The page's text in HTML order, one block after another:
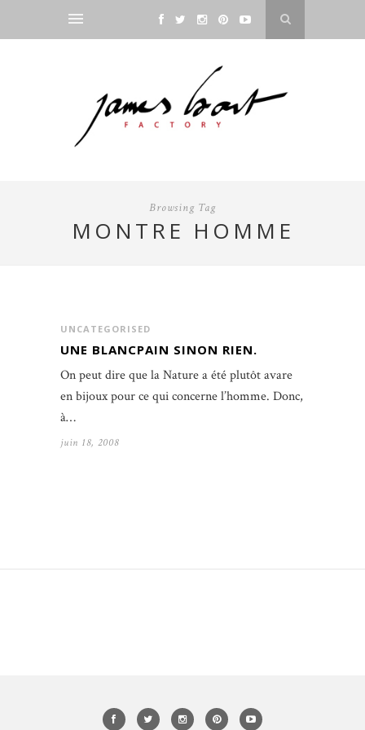
Browsing Tag
MONTRE HOMME
UNCATEGORISED
UNE BLANCPAIN SINON RIEN.
On peut dire que la Nature a été plutôt avare
en bijoux pour ce qui concerne l’homme. Donc,
à…
juin 18, 2008